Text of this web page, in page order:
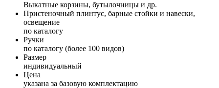
Выкатные корзины, бутылочницы и др.
Пристеночный плинтус, барные стойки и навески,
освещение
по каталогу
Ручки
по каталогу (более 100 видов)
Размер
индивидуальный
Цена
указана за базовую комплектацию